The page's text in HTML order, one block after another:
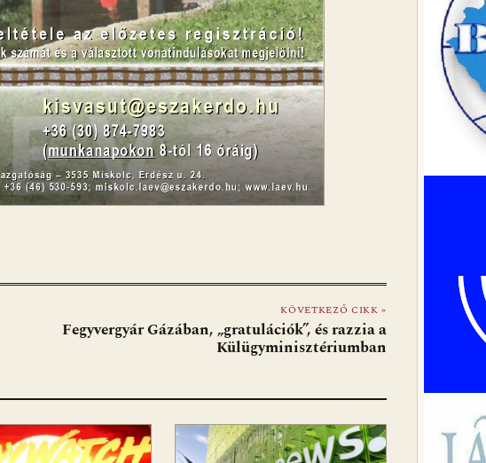
KÖVETKEZŐ CIKK »
Fegyvergyár Gázában, „gratulációk”, és razzia a
Külügyminisztériumban